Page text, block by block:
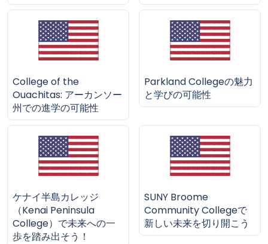
College of the
Ouachitas: アーカンソー
州での進学の可能性
Parkland Collegeの魅力
と学びの可能性
ケナイ半島カレッジ
（Kenai Peninsula
College）で未来への一
歩を踏み出そう！
SUNY Broome
Community Collegeで
新しい未来を切り開こう